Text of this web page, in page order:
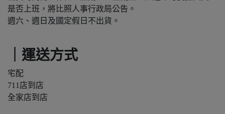
是否上班，將比照人事行政局公告。
週六、週日及國定假日不出貨。
｜運送方式
宅配
711店到店
全家店到店